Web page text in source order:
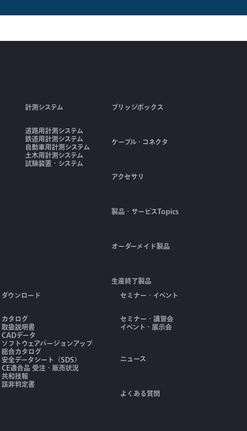
計測システム
道路用計測システム
鉄道用計測システム
自動車用計測システム
土木用計測システム
試験装置・システム
ブリッジボックス
ケーブル・コネクタ
アクセサリ
製品・サービスTopics
オーダーメイド製品
生産終了製品
ダウンロード
カタログ
取扱説明書
CADデータ
ソフトウェアバージョンアップ
総合カタログ
安全データシート（SDS）
CE適合品 受注・販売状況
共和技報
該非判定書
セミナー・イベント
セミナー・講習会
イベント・展示会
ニュース
よくある質問